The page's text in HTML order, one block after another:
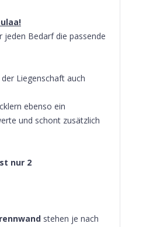
jeden Bedarf die passende
Liegenschaft auch
ebenso ein
und schont zusätzlich
nur 2
stehen je nach